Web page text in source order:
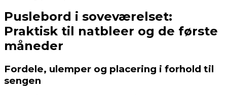
Puslebord i soveværelset:
Praktisk til natbleer og de første
måneder
Fordele, ulemper og placering i forhold til
sengen